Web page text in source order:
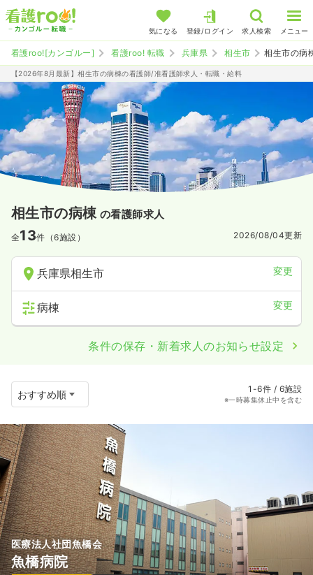
気になる 登録/ログイン 求人検索 メニュー
看護roo![カンゴルー] 看護roo! 転職 兵庫県 相生市 相生市の病
【2026年8月最新】相生市の病棟の看護師/准看護師求人・転職・給料
相生市の病棟 の看護師求人
全13件（6施設） 2026/08/04更新
兵庫県相生市 変更
病棟 変更
条件の保存・新着求人のお知らせ設定
1-6件 / 6施設
※一時募集休止中を含む
医療法人社団魚橋会
魚橋病院